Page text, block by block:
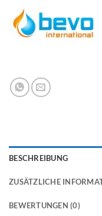
BESCHREIBUNG
ZUSÄTZLICHE
BEWERTUNGEN (0)